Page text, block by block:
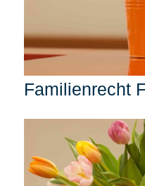
Familienrecht